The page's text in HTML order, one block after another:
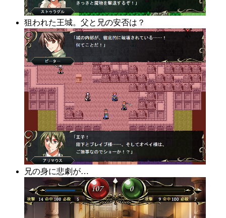
狙われた王城。父と兄の安否は？
兄の身に悲劇が…